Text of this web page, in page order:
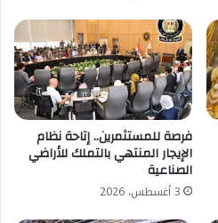
فرصة للمستثمرين.. إتاحة نظام
الإيجار المنتهي بالتملك للأراضي
الصناعية
3 أغسطس، 2026